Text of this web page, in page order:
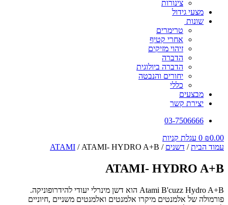
צינורות
מצעי גידול
שונות
טרימרים
אחרי קטיף
זיהוי מזיקים
הדברה
הדברה ביולוגית
יחורים והנבטה
כללי
מבצעים
יצירת קשר
03-7506666
₪0.00
0 עגלת קניות
עמוד הבית/ דשנים /
ATAMI / ATAMI- HYDRO A+B
ATAMI- HYDRO A+B
Atami B'cuzz Hydro A+B הוא דשן מינרלי יעודי להידרופוניקה.
פורמולה של אלמנטים מיקרו אלמנטים ואלמנטים משניים ,חיוניים